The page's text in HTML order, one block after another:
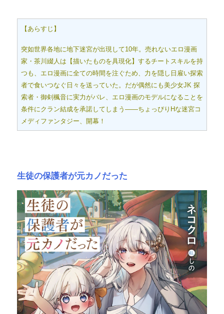
【あらすじ】
突如世界各地に地下迷宮が出現して10年。売れないエロ漫画
家・茶川綴人は【描いたものを具現化】するチートスキルを持
つも、エロ漫画に全ての時間を注ぐため、力を隠し日雇い探索
者で食いつなぐ日々を送っていた。だが偶然にも美少女JK 探
索者・御剣楓音に実力がバレ、エロ漫画のモデルになることを
条件にクラン結成を承諾してしまう――ちょっぴりHな迷宮コ
メディファンタジー、開幕！
生徒の保護者が元カノだった